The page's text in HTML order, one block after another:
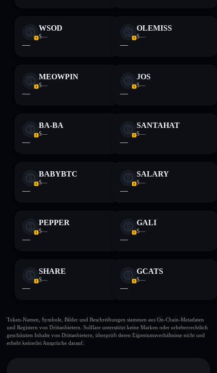
WSOD
$—
—
OLEMISS
$—
—
MEOWPIN
$—
—
JOS
$—
—
BA-BA
$—
—
SANTAHAT
$—
—
BABYBTC
$—
—
SALARY
$—
—
PEPPER
$—
—
GALI
$—
—
SHARE
$—
—
GCATS
$—
—
Token-Namen, Symbole, Bilder und Beschreibungen stammen aus On-Chain-Metadaten
und Registern von Drittanbietern. Solflare unterstützt keine Marken oder urheberrechtlich
geschützten Inhalte von Drittanbietern, überprüft deren Eigentumsverhältnisse nicht und
erhebt keinerlei Ansprüche darauf.